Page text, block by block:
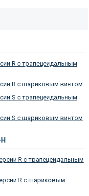
R c трапецеидальным
R c шариковым винтом
S c трапецеидальным
S c шариковым винтом
R c трапецеидальным
R c шариковым